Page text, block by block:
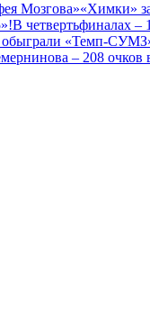
Мозгова»«Химки»
В четвертьфиналах –
«Темп-
– 208 очков